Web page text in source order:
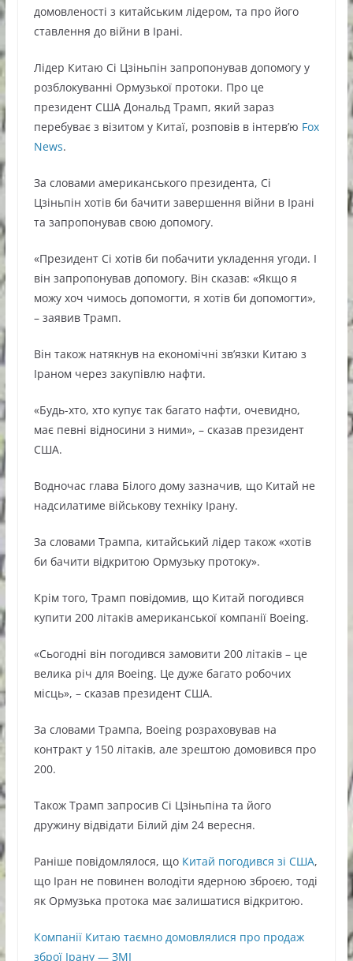
домовленості з китайським лідером, та про його
ставлення до війни в Ірані.
Лідер Китаю Сі Цзіньпін запропонував допомогу у
розблокуванні Ормузької протоки. Про це
президент США Дональд Трамп, який зараз
перебуває з візитом у Китаї, розповів в інтерв’ю Fox
News.
За словами американського президента, Сі
Цзіньпін хотів би бачити завершення війни в Ірані
та запропонував свою допомогу.
«Президент Сі хотів би побачити укладення угоди. І
він запропонував допомогу. Він сказав: «Якщо я
можу хоч чимось допомогти, я хотів би допомогти»,
– заявив Трамп.
Він також натякнув на економічні зв’язки Китаю з
Іраном через закупівлю нафти.
«Будь-хто, хто купує так багато нафти, очевидно,
має певні відносини з ними», – сказав президент
США.
Водночас глава Білого дому зазначив, що Китай не
надсилатиме військову техніку Ірану.
За словами Трампа, китайський лідер також «хотів
би бачити відкритою Ормузьку протоку».
Крім того, Трамп повідомив, що Китай погодився
купити 200 літаків американської компанії Boeing.
«Сьогодні він погодився замовити 200 літаків – це
велика річ для Boeing. Це дуже багато робочих
місць», – сказав президент США.
За словами Трампа, Boeing розраховував на
контракт у 150 літаків, але зрештою домовився про
200.
Також Трамп запросив Сі Цзіньпіна та його
дружину відвідати Білий дім 24 вересня.
Раніше повідомлялося, що Китай погодився зі США,
що Іран не повинен володіти ядерною зброєю, тоді
як Ормузька протока має залишатися відкритою.
Компанії Китаю таємно домовлялися про продаж
зброї Ірану — ЗМІ